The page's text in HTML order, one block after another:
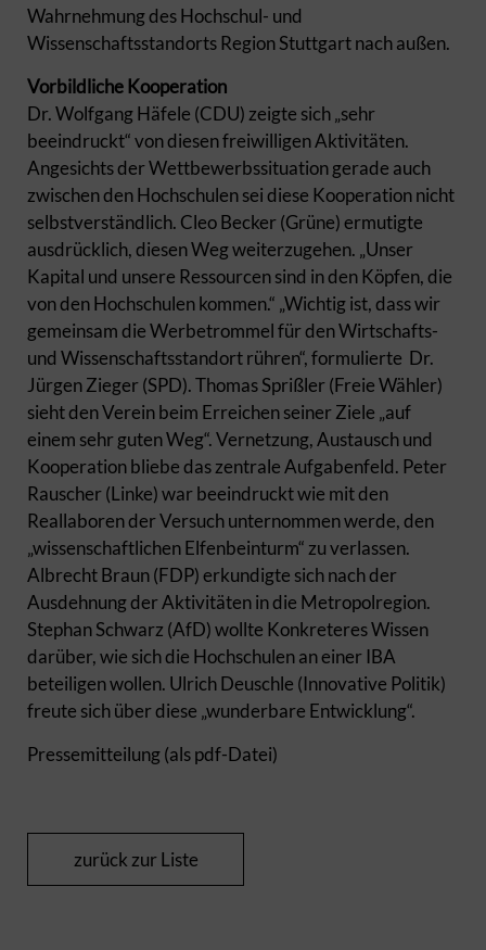
Wahrnehmung des Hochschul- und
Wissenschaftsstandorts Region Stuttgart nach außen.
Vorbildliche Kooperation
Dr. Wolfgang Häfele (CDU) zeigte sich „sehr
beeindruckt“ von diesen freiwilligen Aktivitäten.
Angesichts der Wettbewerbssituation gerade auch
zwischen den Hochschulen sei diese Kooperation nicht
selbstverständlich. Cleo Becker (Grüne) ermutigte
ausdrücklich, diesen Weg weiterzugehen. „Unser
Kapital und unsere Ressourcen sind in den Köpfen, die
von den Hochschulen kommen.“ „Wichtig ist, dass wir
gemeinsam die Werbetrommel für den Wirtschafts-
und Wissenschaftsstandort rühren“, formulierte Dr.
Jürgen Zieger (SPD). Thomas Sprißler (Freie Wähler)
sieht den Verein beim Erreichen seiner Ziele „auf
einem sehr guten Weg“. Vernetzung, Austausch und
Kooperation bliebe das zentrale Aufgabenfeld. Peter
Rauscher (Linke) war beeindruckt wie mit den
Reallaboren der Versuch unternommen werde, den
„wissenschaftlichen Elfenbeinturm“ zu verlassen.
Albrecht Braun (FDP) erkundigte sich nach der
Ausdehnung der Aktivitäten in die Metropolregion.
Stephan Schwarz (AfD) wollte Konkreteres Wissen
darüber, wie sich die Hochschulen an einer IBA
beteiligen wollen. Ulrich Deuschle (Innovative Politik)
freute sich über diese „wunderbare Entwicklung“.
Pressemitteilung (als pdf-Datei)
zurück zur Liste